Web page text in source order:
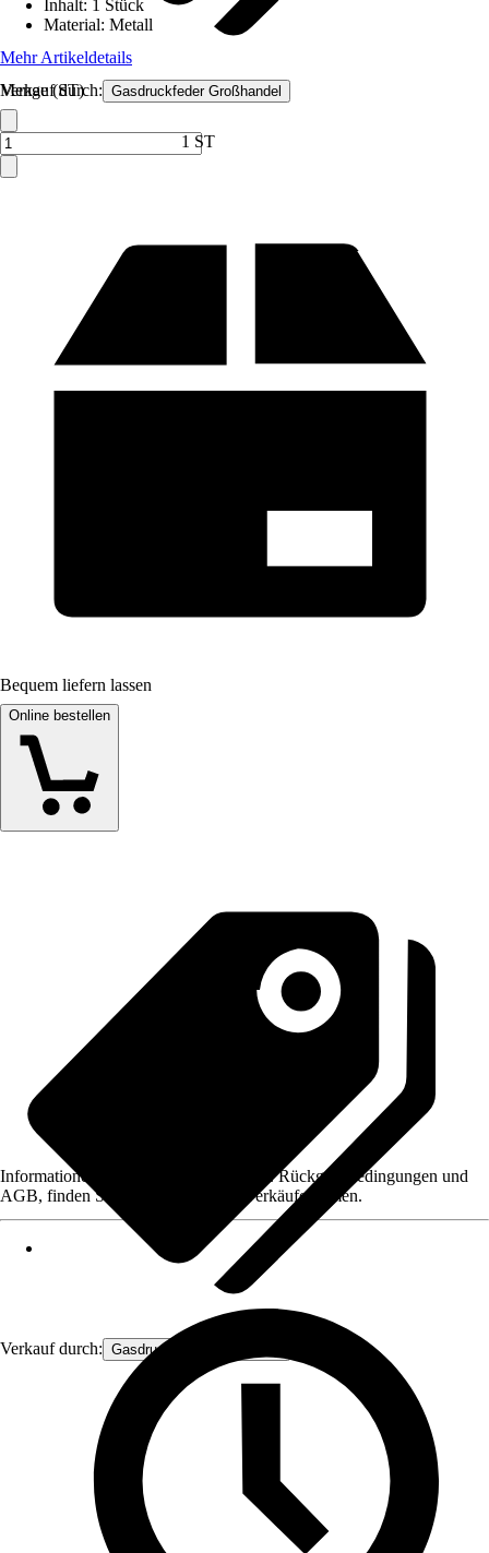
Verkauf durch: Gasdruckfeder Großhandel
Inhalt: 1 Stück
Material: Metall
Mehr Artikeldetails
Menge (ST)
1 ST
Bequem liefern lassen
Online bestellen
Verkauf durch: Gasdruckfeder Großhandel
Informationen des Verkäufers, wie z. B. Rückgabebedingungen und
AGB, finden Sie bei Klick auf den Verkäufernamen.